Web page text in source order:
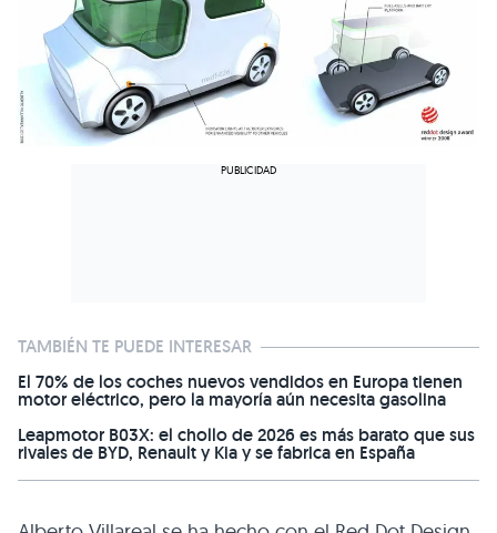
TAMBIÉN TE PUEDE INTERESAR
El 70% de los coches nuevos vendidos en Europa tienen
motor eléctrico, pero la mayoría aún necesita gasolina
Leapmotor B03X: el chollo de 2026 es más barato que sus
rivales de BYD, Renault y Kia y se fabrica en España